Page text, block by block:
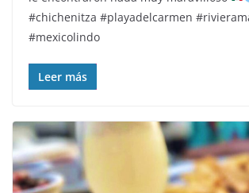
#chichenitza #playadelcarmen
#mexicolindo
Leer más